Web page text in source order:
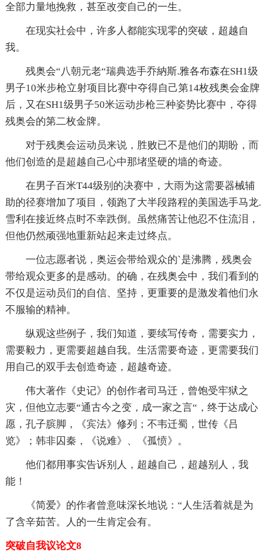
全部力量地挽救，甚至改变自己的一生。
在现实社会中，许多人都能实现零的突破，超越自
我。
残奥会“八朝元老“瑞典选手乔納斯.雅各布森在SH1级
男子10米步枪立射项目比赛中夺得自己第14枚残奥会金牌
后，又在SH1级男子50米运动步枪三种姿势比赛中，夺得
残奥会的第二枚金牌。
对于残奥会运动员来说，胜败已不是他们的期盼，而
他们创造的是超越自己心中那堵坚硬的墙的奇迹。
在男子百米T44级别的决赛中，大雨为这需要器械辅
助的径赛增加了项目，领跑了大半段路程的美国选手马龙.
雪利在接近终点时不幸跌倒。虽然痛苦让他忍不住流泪，
但他仍然顽强地重新站起来走过终点。
一位志愿者说，奥运会带给观众的`是沸腾，残奥会
带给观众更多的是感动。的确，在残奥会中，我们看到的
不仅是运动员们的自信、坚持，更重要的是激发着他们永
不服输的精神。
纵观这些例子，我们知道，要续写传奇，需要实力，
需要毅力，更需要超越自我。生活需要奇迹，更需要我们
用自己的双手去创造奇迹，超越奇迹。
伟大著作《史记》的创作者司马迁，曾饱受牢狱之
灾，但他立志要“通古今之变，成一家之言“，终于达成心
愿，孔子膑脚，《宾法》修列；不韦迁蜀，世传《吕
览》；韩非囚秦，《说难》、《孤愤》。
他们都用事实告诉别人，超越自己，超越别人，我
能！
《简爱》的作者曾意味深长地说：“人生活着就是为
了含辛茹苦。人的一生肯定会有。
突破自我议论文8